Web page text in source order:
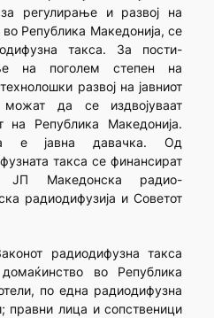
регулирање и развој на
Република Македонија, се
такса. За пости-
на поголем степен на
развој на јавниот
можат да се издвојуваат
Република Македонија.
е јавна давачка. Од
такса се финансират
ЈП Македонска радио-
радиодифузија и Советот
радиодифузна такса
во Република
по една радиодифузна
правни лица и сопственици